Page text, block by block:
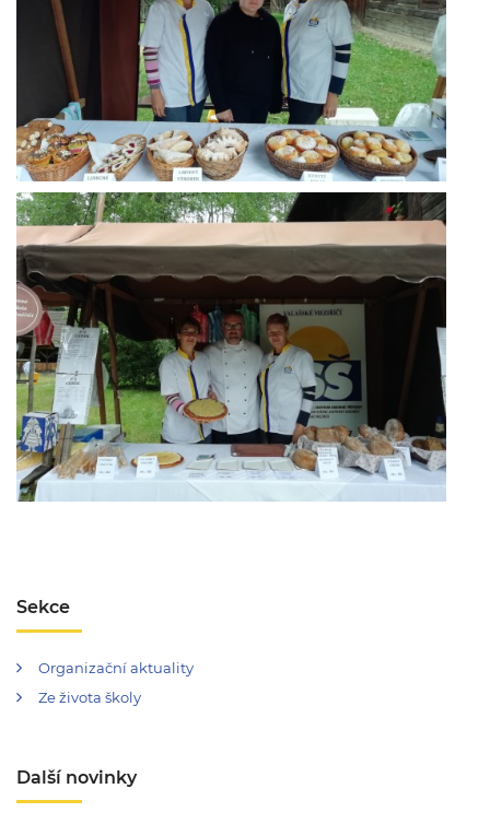
Sekce
Organizační aktuality
Ze života školy
Další novinky